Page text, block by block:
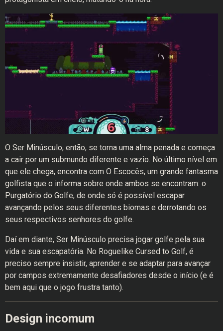
O Ser Minúsculo, então, se torna uma alma penada e começa
a cair por um submundo diferente e vazio. No último nível em
que ele chega, encontra com O Escocês, um grande fantasma
golfista que o informa sobre onde ambos se encontram: o
Purgatório do Golfe, de onde só é possível escapar
avançando pelos seus diferentes biomas e derrotando os
seus respectivos senhores do golfe.
Daí em diante, Ser Minúsculo precisa jogar golfe pela sua
vida e sua escapatória. No Roguelike Cursed to Golf, é
preciso sempre insistir, aprender e se adaptar para avançar
por campos extremamente desafiadores desde o início (e é
bem aqui que o jogo frustra tanto).
Design incomum